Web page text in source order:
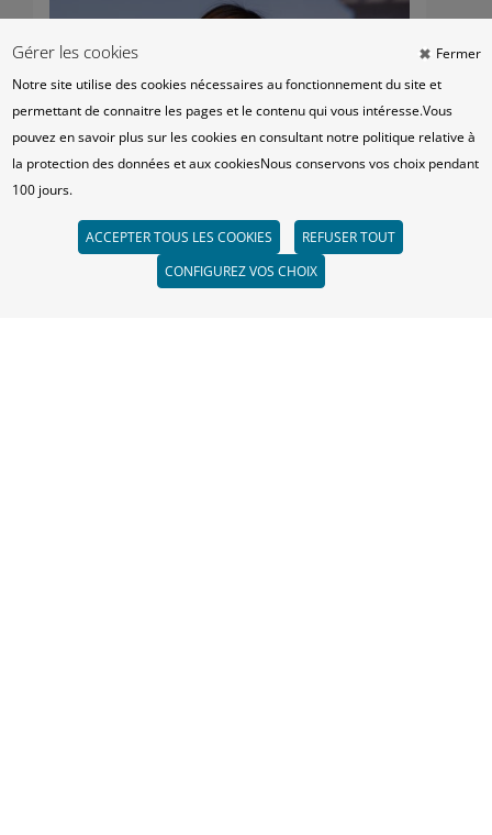
Fermer
Gérer les cookies
Notre site utilise des cookies nécessaires au fonctionnement du site et
permettant de connaitre les pages et le contenu qui vous intéresse.Vous
pouvez en savoir plus sur les cookies en consultant notre politique relative à
la protection des données et aux cookiesNous conservons vos choix pendant
100 jours.
ACCEPTER TOUS LES COOKIES RETIRER LE CONSENTEMENT
REFUSER TOUT
CONFIGUREZ VOS CHOIX